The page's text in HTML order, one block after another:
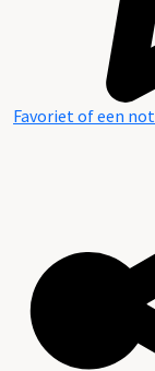
Favoriet of een